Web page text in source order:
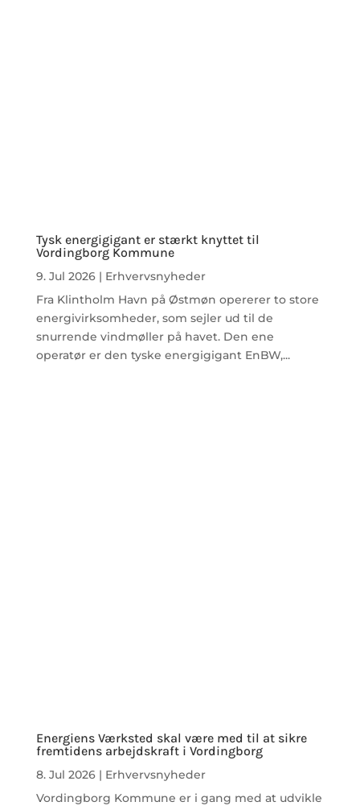
Tysk energigigant er stærkt knyttet til
Vordingborg Kommune
9. Jul 2026| Erhvervsnyheder
Fra Klintholm Havn på Østmøn opererer to store
energivirksomheder, som sejler ud til de
snurrende vindmøller på havet. Den ene
operatør er den tyske energigigant EnBW,...
Energiens Værksted skal være med til at sikre
fremtidens arbejdskraft i Vordingborg
8. Jul 2026| Erhvervsnyheder
Vordingborg Kommune er i gang med at udvikle